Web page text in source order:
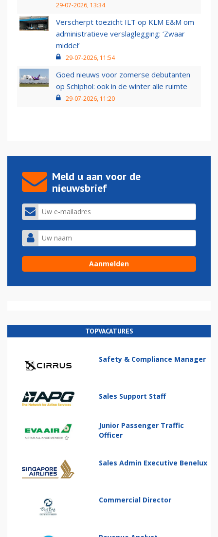
29-07-2026, 13:34
Verscherpt toezicht ILT op KLM E&M om
administratieve verslaglegging: ‘Zwaar
middel’
29-07-2026, 11:54
Goed nieuws voor zomerse debutanten
op Schiphol: ook in de winter alle ruimte
29-07-2026, 11:20
Meld u aan voor de
nieuwsbrief
TOPVACATURES
Safety & Compliance Manager
Sales Support Staff
Junior Passenger Traffic
Officer
Sales Admin Executive Benelux
Commercial Director